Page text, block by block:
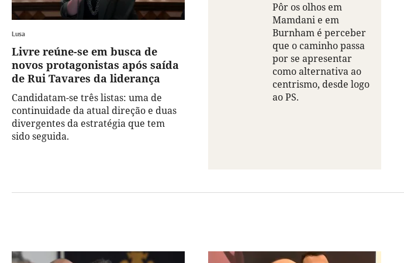
Lusa
Livre reúne-se em busca de
novos protagonistas após saída
de Rui Tavares da liderança
Candidatam-se três listas: uma de
continuidade da atual direção e duas
divergentes da estratégia que tem
sido seguida.
Pôr os olhos em
Mamdani e em
Burnham é perceber
que o caminho passa
por se apresentar
como alternativa ao
centrismo, desde logo
ao PS.